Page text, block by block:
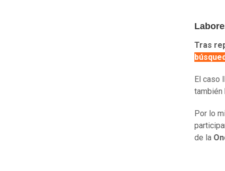
Tras
El caso
también
Por lo
de la